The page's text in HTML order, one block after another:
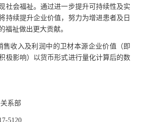
社会福祉。通过进一步提升可持续性及实
持续提升企业价值，努力为增进患者及日
福祉做出更大贡献。
售收入及利润中的卫材本源企业价值（即
极影响）以货币形式进行量化计算后的数
系部
5120